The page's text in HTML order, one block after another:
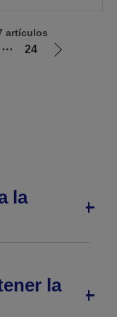
⋯ 24
Ir
artículos
la
la